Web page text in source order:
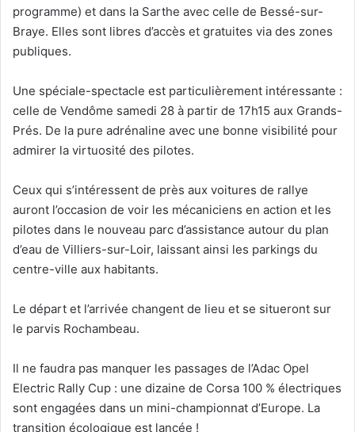
programme) et dans la Sarthe avec celle de Bessé-sur-
Braye. Elles sont libres d’accès et gratuites via des zones
publiques.
Une spéciale-spectacle est particulièrement intéressante :
celle de Vendôme samedi 28 à partir de 17h15 aux Grands-
Prés. De la pure adrénaline avec une bonne visibilité pour
admirer la virtuosité des pilotes.
Ceux qui s’intéressent de près aux voitures de rallye
auront l’occasion de voir les mécaniciens en action et les
pilotes dans le nouveau parc d’assistance autour du plan
d’eau de Villiers-sur-Loir, laissant ainsi les parkings du
centre-ville aux habitants.
Le départ et l’arrivée changent de lieu et se situeront sur
le parvis Rochambeau.
Il ne faudra pas manquer les passages de l’Adac Opel
Electric Rally Cup : une dizaine de Corsa 100 % électriques
sont engagées dans un mini-championnat d’Europe. La
transition écologique est lancée !